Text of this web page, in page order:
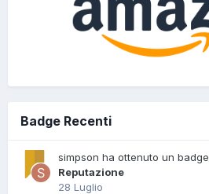
Badge Recenti
simpson ha ottenuto un badge
Reputazione
28 Luglio